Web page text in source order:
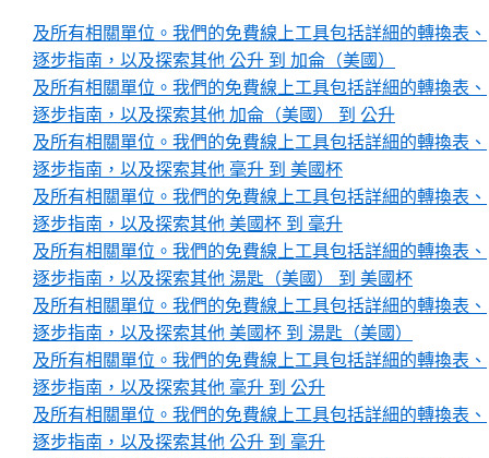
及所有相關單位。我們的免費線上工具包括詳細的轉換表、
逐步指南，以及探索其他 公升 到 加侖（美國）
及所有相關單位。我們的免費線上工具包括詳細的轉換表、
逐步指南，以及探索其他 加侖（美國） 到 公升
及所有相關單位。我們的免費線上工具包括詳細的轉換表、
逐步指南，以及探索其他 毫升 到 美國杯
及所有相關單位。我們的免費線上工具包括詳細的轉換表、
逐步指南，以及探索其他 美國杯 到 毫升
及所有相關單位。我們的免費線上工具包括詳細的轉換表、
逐步指南，以及探索其他 湯匙（美國） 到 美國杯
及所有相關單位。我們的免費線上工具包括詳細的轉換表、
逐步指南，以及探索其他 美國杯 到 湯匙（美國）
及所有相關單位。我們的免費線上工具包括詳細的轉換表、
逐步指南，以及探索其他 毫升 到 公升
及所有相關單位。我們的免費線上工具包括詳細的轉換表、
逐步指南，以及探索其他 公升 到 毫升